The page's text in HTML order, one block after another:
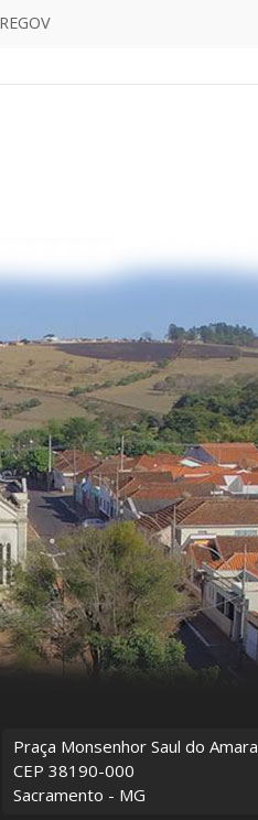
Praça Monsenhor Saul do
CEP 38190-000
Sacramento - MG